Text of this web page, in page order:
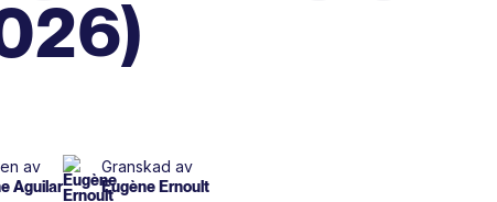
av
Aguilar
Granskad av
Eugène Ernoult